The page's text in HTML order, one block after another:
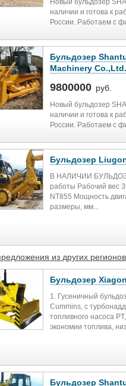
Новый бульдозер
наличии и готова к
России. Работаем с
Бульдозер
Machinery
9800000 руб.
Новый бульдозер
наличии и готова к
России. Работаем с
Бульдозер
В НАЛИЧИИ
работы Рабочий вес
NT855 Мощность
размеры, мм...
из других регионов
Бульдозер
1. Гусеничный
Cummins, с
топливного насоса
экономии топлива,
который имеет
Бульдозер